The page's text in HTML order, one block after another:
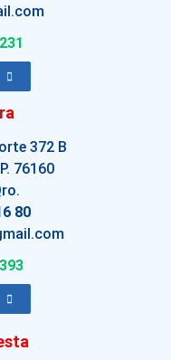
372 B
76160
80